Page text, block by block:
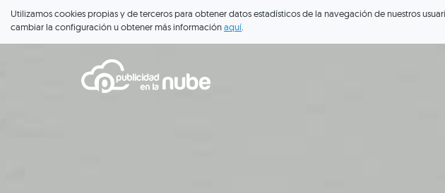
Utilizamos cookies propias y de terceros para obtener datos estadísticos de la navegación de nuestros
cambiar la configuración u obtener más informaciónaquí